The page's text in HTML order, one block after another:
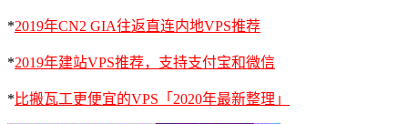
*2019年CN2 GIA往返直连内地VPS推荐
*2019年建站VPS推荐，支持支付宝和微信
* 比搬瓦工更便宜的VPS「2020年最新整理」